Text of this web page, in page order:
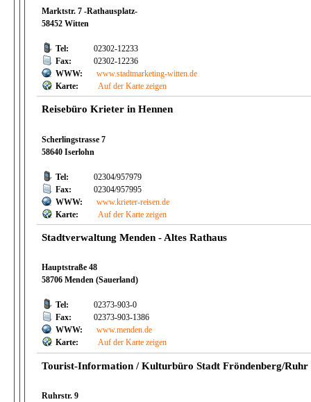
Marktstr. 7 -Rathausplatz-
58452 Witten
Tel:
02302-12233
Fax:
02302-12236
WWW:
www.stadtmarketing-witten.de
Karte:
Auf der Karte zeigen
Reisebüro Krieter in Hennen
Scherlingstrasse 7
58640 Iserlohn
Tel:
02304/957979
Fax:
02304/957995
WWW:
www.krieter-reisen.de
Karte:
Auf der Karte zeigen
Stadtverwaltung Menden - Altes Rathaus
Hauptstraße 48
58706 Menden (Sauerland)
Tel:
02373-903-0
Fax:
02373-903-1386
WWW:
www.menden.de
Karte:
Auf der Karte zeigen
Tourist-Information / Kulturbüro Stadt Fröndenberg/Ruhr
Ruhrstr. 9